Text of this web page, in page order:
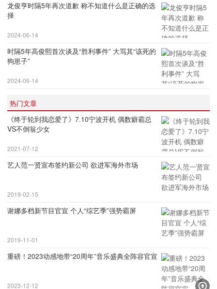
龙俊亨时隔5年再次道歉 称不知道什么是正确的选
择
2024-06-14
时隔5年高俊熙首次谈及“胜利事件” 大骂其“该死的
狗崽子”
2024-06-14
热门文章
《终于轮到我恋爱了》7.10宁波开机 偶数癖霸总
VS不倒翁少女
2021-07-12
艺人范一贤宣布签约新公司 欲进军海外市场
2019-02-15
谢娜多档新节目官宣 个人“综艺季”强势霸屏
2019-11-01
重磅！2023动感地带“20周年”音乐盛典全阵容官宣
2023-12-12